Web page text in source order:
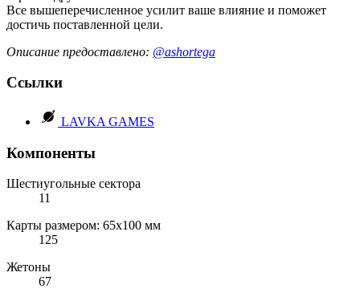
Все вышеперечисленное усилит ваше влияние и поможет
достичь поставленной цели.
Описание предоставлено: @ashortega
Ссылки
LAVKA GAMES
Компоненты
Шестиугольные сектора
11
Карты размером: 65x100 мм
125
Жетоны
67